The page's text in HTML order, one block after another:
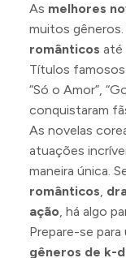
As melhores
muitos
românticos até
Títulos
“Só o Amor”,
conquistaram
As novelas
atuações
maneira única.
românticos,
ação, há algo
Prepare-se
gêneros de k-